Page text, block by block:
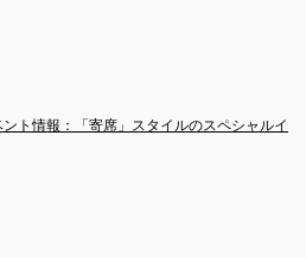
ント情報：「寄席」スタイルのスペシャルイ